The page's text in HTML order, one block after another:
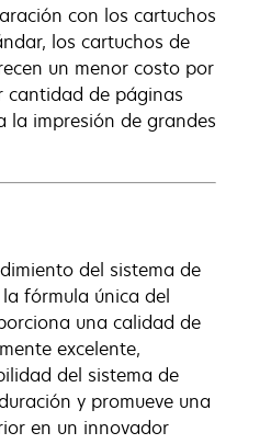
con los cartuchos
los cartuchos de
un menor costo por
cantidad de páginas
la impresión de grandes
del sistema de
fórmula única del
una calidad de
excelente,
del sistema de
y promueve una
en un innovador